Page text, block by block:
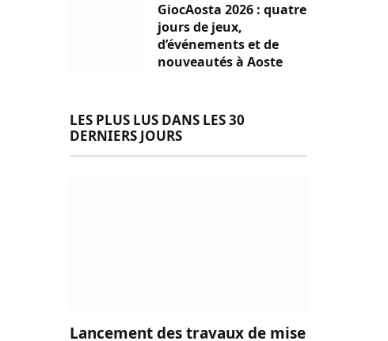
GiocAosta 2026 : quatre
jours de jeux,
d’événements et de
nouveautés à Aoste
LES PLUS LUS DANS LES 30
DERNIERS JOURS
Lancement des travaux de mise